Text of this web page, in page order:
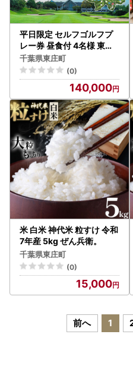
平日限定 セルフゴルフプ
レー券 昼食付 4名様 東庄
ゴルフ倶楽部 ゴルフ
千葉県東庄町
(0)
140,000
米 白米 神代米 粒すけ 令和
7年産 5kg ぜん兵衛。
千葉県東庄町
(0)
15,000
前へ 1